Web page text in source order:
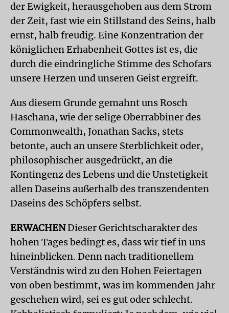
der Ewigkeit, herausgehoben aus dem Strom
der Zeit, fast wie ein Stillstand des Seins, halb
ernst, halb freudig. Eine Konzentration der
königlichen Erhabenheit Gottes ist es, die
durch die eindringliche Stimme des Schofars
unsere Herzen und unseren Geist ergreift.
Aus diesem Grunde gemahnt uns Rosch
Haschana, wie der selige Oberrabbiner des
Commonwealth, Jonathan Sacks, stets
betonte, auch an unsere Sterblichkeit oder,
philosophischer ausgedrückt, an die
Kontingenz des Lebens und die Unstetigkeit
allen Daseins außerhalb des transzendenten
Daseins des Schöpfers selbst.
ERWACHENDieser Gerichtscharakter des
hohen Tages bedingt es, dass wir tief in uns
hineinblicken. Denn nach traditionellem
Verständnis wird zu den Hohen Feiertagen
von oben bestimmt, was im kommenden Jahr
geschehen wird, sei es gut oder schlecht.